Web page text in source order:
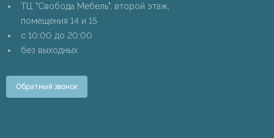
ТЦ "Свобода Мебель", второй этаж,
помещения 14 и 15
c 10:00 до 20:00
без выходных
Обратный звонок